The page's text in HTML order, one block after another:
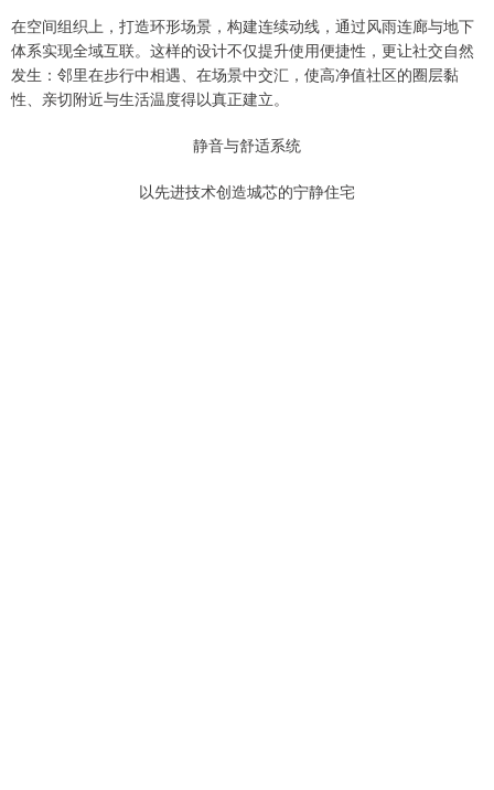
在空间组织上，打造环形场景，构建连续动线，通过风雨连廊与地下
体系实现全域互联。这样的设计不仅提升使用便捷性，更让社交自然
发生：邻里在步行中相遇、在场景中交汇，使高净值社区的圈层黏
性、亲切附近与生活温度得以真正建立。
静音与舒适系统
以先进技术创造城芯的宁静住宅